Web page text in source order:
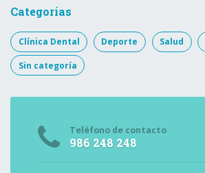
Categorías
Clínica Dental Deporte Salud
Sin categoría
Teléfono de contacto
986 248 248